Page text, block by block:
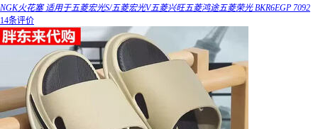
NGK火花塞 适用于五菱宏光S/五菱宏光V五菱兴旺五菱鸿途五菱荣光 BKR6EGP 7092
14条评价